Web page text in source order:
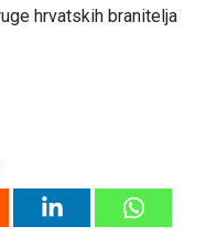
hrvatskih branitelja